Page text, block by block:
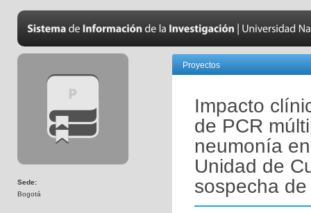
Sede:
Bogotá
Proyectos
Impacto
de PCR
neumonía
Unidad de
sospecha